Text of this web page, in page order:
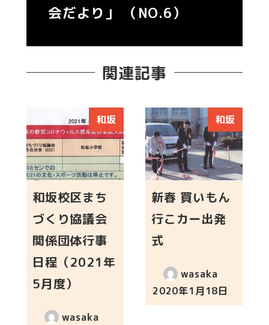
会だより」 （NO.6）
関連記事
和坂
和坂校区まち
づくり協議会
関係団体行事
日程（2021年
5月度）
wasaka
和坂
新春 買いもん
行こカー出発
式
wasaka
投稿日
2020年1月18日